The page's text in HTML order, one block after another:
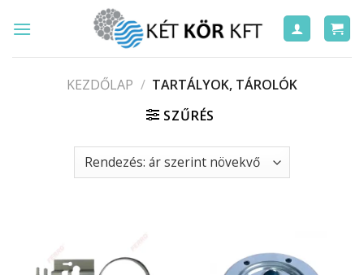
KEZDŐLAP / TARTÁLYOK, TÁROLÓK
SZŰRÉS